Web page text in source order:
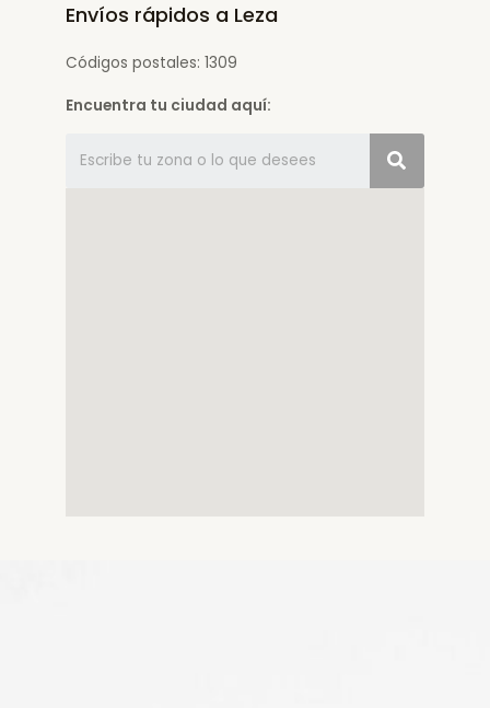
Envíos rápidos a Leza
Códigos postales: 1309
Encuentra tu ciudad aquí: